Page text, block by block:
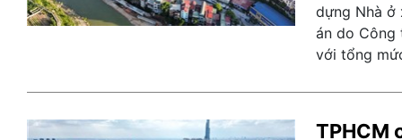
dựng Nhà ở
án do Công
với tổng
TPHCM